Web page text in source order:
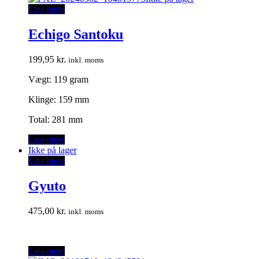
Læs mere
Echigo Santoku
199,95 kr. inkl. moms
Vægt: 119 gram
Klinge: 159 mm
Total: 281 mm
Læs mere
Ikke på lager
Læs mere
Gyuto
475,00 kr. inkl. moms
Læs mere